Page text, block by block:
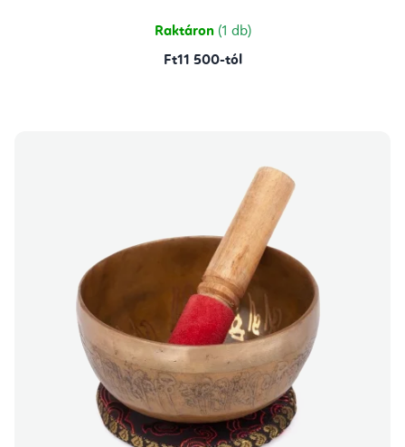
csillag.
Raktáron (1 db)
Ft11 500-tól